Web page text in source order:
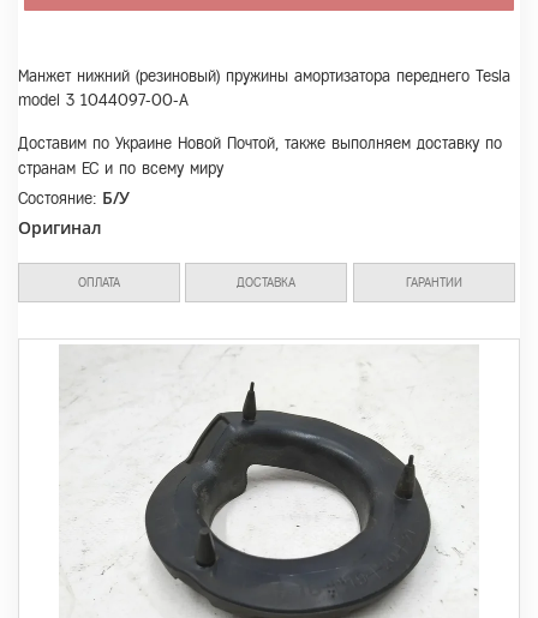
Манжет нижний (резиновый) пружины амортизатора переднего Tesla
model 3 1044097-00-A
Доставим по Украине Новой Почтой, также выполняем доставку по
странам ЕС и по всему миру
Состояние: Б/У
Оригинал
ОПЛАТА ДОСТАВКА ГАРАНТИИ